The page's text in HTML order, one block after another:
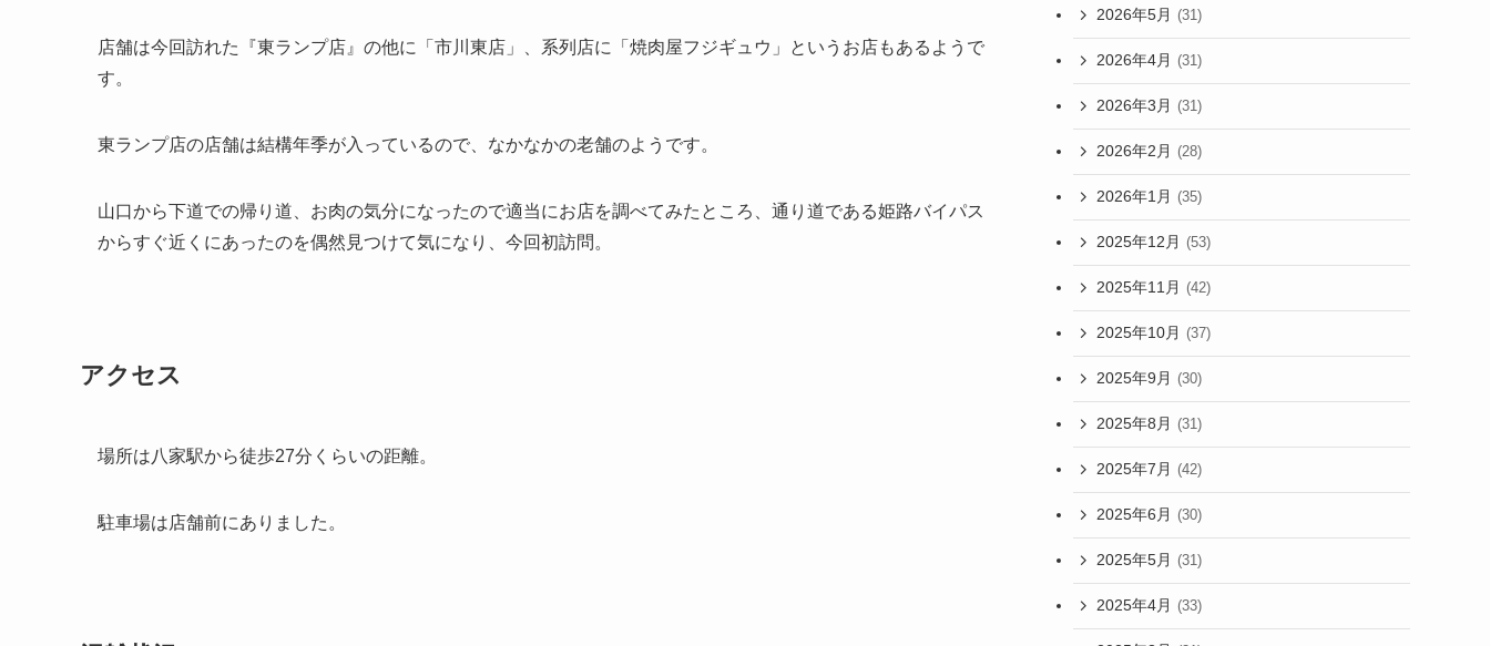
店舗は今回訪れた『東ランプ店』の他に「市川東店」、系列店に「焼肉屋フジギュウ」というお店もあるようで
す。
東ランプ店の店舗は結構年季が入っているので、なかなかの老舗のようです。
山口から下道での帰り道、お肉の気分になったので適当にお店を調べてみたところ、通り道である姫路バイパス
からすぐ近くにあったのを偶然見つけて気になり、今回初訪問。
アクセス
場所は八家駅から徒歩27分くらいの距離。
駐車場は店舗前にありました。
2026年5月 (31)
2026年4月 (31)
2026年3月 (31)
2026年2月 (28)
2026年1月 (35)
2025年12月 (53)
2025年11月 (42)
2025年10月 (37)
2025年9月 (30)
2025年8月 (31)
2025年7月 (42)
2025年6月 (30)
2025年5月 (31)
2025年4月 (33)